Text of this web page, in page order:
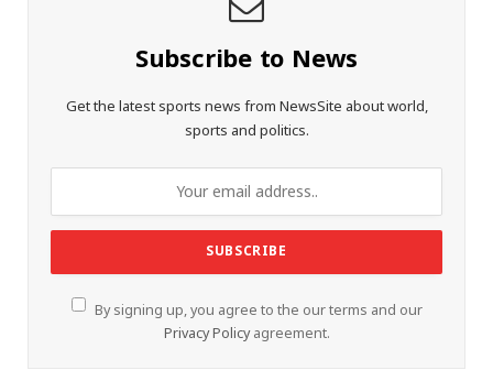
Subscribe to News
Get the latest sports news from NewsSite about world,
sports and politics.
By signing up, you agree to the our terms and our
Privacy Policyagreement.